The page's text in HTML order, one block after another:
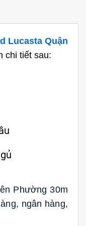
Lucasta Quận
chi tiết sau:
Phường 30m
ngân hàng,